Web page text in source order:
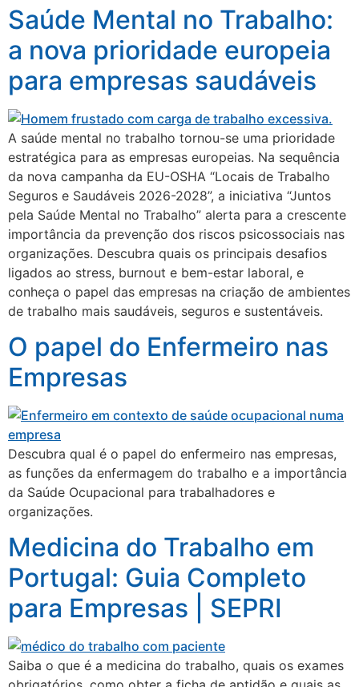
Saúde Mental no Trabalho:
a nova prioridade europeia
para empresas saudáveis
A saúde mental no trabalho tornou-se uma prioridade
estratégica para as empresas europeias. Na sequência
da nova campanha da EU-OSHA “Locais de Trabalho
Seguros e Saudáveis 2026-2028”, a iniciativa “Juntos
pela Saúde Mental no Trabalho” alerta para a crescente
importância da prevenção dos riscos psicossociais nas
organizações. Descubra quais os principais desafios
ligados ao stress, burnout e bem-estar laboral, e
conheça o papel das empresas na criação de ambientes
de trabalho mais saudáveis, seguros e sustentáveis.
O papel do Enfermeiro nas
Empresas
Descubra qual é o papel do enfermeiro nas empresas,
as funções da enfermagem do trabalho e a importância
da Saúde Ocupacional para trabalhadores e
organizações.
Medicina do Trabalho em
Portugal: Guia Completo
para Empresas | SEPRI
Saiba o que é a medicina do trabalho, quais os exames